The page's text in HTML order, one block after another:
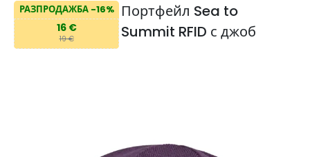
РАЗПРОДАЖБА -16%
16 €
19 €
Портфейл Sea to
Summit RFID с джоб